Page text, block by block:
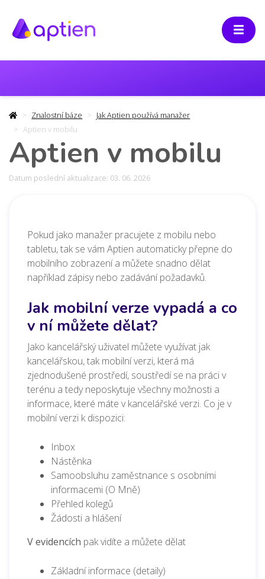
Znalostní báze
Jak Aptien používá manažer
Aptien v mobilu
Aptien v mobilu
Datum poslední aktualizace: 03. 06. 2026
Pokud jako manažer pracujete z mobilu nebo
tabletu, tak se vám Aptien automaticky přepne do
mobilního zobrazení a můžete snadno dělat
například zápisy nebo zadávání požadavků.
Jak mobilní verze vypadá a co
v ní můžete dělat?
Jako kancelářský uživatel můžete využívat jak
kancelářskou, tak mobilní verzi, která má
zjednodušené prostředí, soustředí se na práci v
terénu a tedy neposkytuje všechny možnosti a
informace, které máte v kancelářské verzi. Co je v
mobilní verzi k dispozici:
Inbox
Nástěnka
Samoobsluhu zaměstnance s osobními
informacemi (O Mně)
Přehled kolegů
Žádosti a hlášení
V evidencích pak vidíte a můžete dělat
Základní informace (detaily)